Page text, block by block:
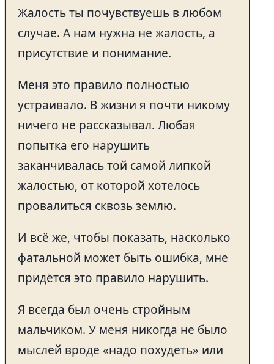
Жалость ты почувствуешь в любом
случае. А нам нужна не жалость, а
присутствие и понимание.
Меня это правило полностью
устраивало. В жизни я почти никому
ничего не рассказывал. Любая
попытка его нарушить
заканчивалась той самой липкой
жалостью, от которой хотелось
провалиться сквозь землю.
И всё же, чтобы показать, насколько
фатальной может быть ошибка, мне
придётся это правило нарушить.
Я всегда был очень стройным
мальчиком. У меня никогда не было
мыслей вроде «надо похудеть» или